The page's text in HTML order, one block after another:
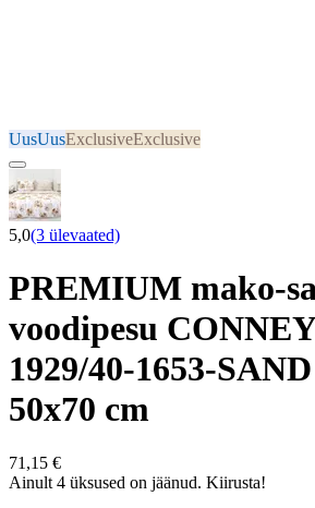
UusUusExclusiveExclusive
5,0(3 ülevaated)
PREMIUM mako-
voodipesu
1929/40-1653-
50x70 cm
71,15 €
Ainult 4 üksused on jäänud. Kiirusta!